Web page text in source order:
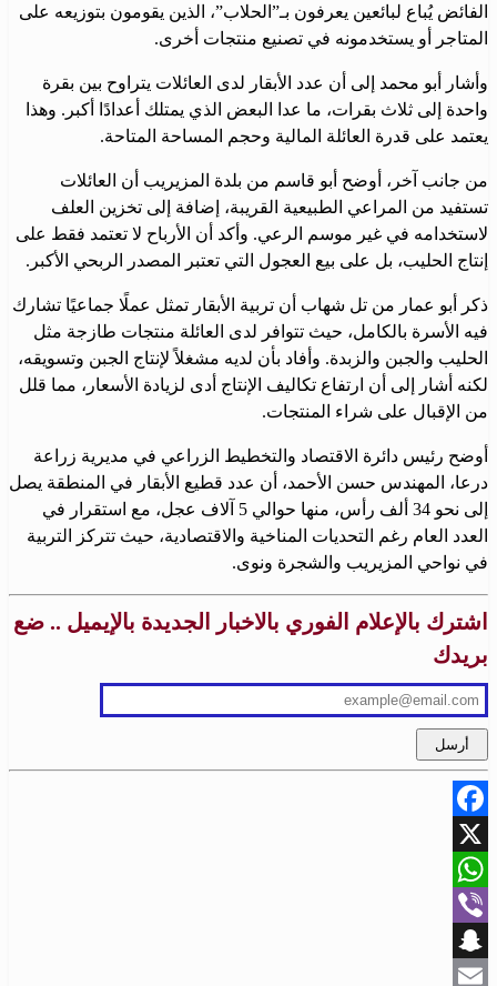
الفائض يُباع لبائعين يعرفون بـ”الحلاب”، الذين يقومون بتوزيعه على
المتاجر أو يستخدمونه في تصنيع منتجات أخرى.
وأشار أبو محمد إلى أن عدد الأبقار لدى العائلات يتراوح بين بقرة
واحدة إلى ثلاث بقرات، ما عدا البعض الذي يمتلك أعدادًا أكبر. وهذا
يعتمد على قدرة العائلة المالية وحجم المساحة المتاحة.
من جانب آخر، أوضح أبو قاسم من بلدة المزيريب أن العائلات
تستفيد من المراعي الطبيعية القريبة، إضافة إلى تخزين العلف
لاستخدامه في غير موسم الرعي. وأكد أن الأرباح لا تعتمد فقط على
إنتاج الحليب، بل على بيع العجول التي تعتبر المصدر الربحي الأكبر.
ذكر أبو عمار من تل شهاب أن تربية الأبقار تمثل عملًا جماعيًا تشارك
فيه الأسرة بالكامل، حيث تتوافر لدى العائلة منتجات طازجة مثل
الحليب والجبن والزبدة. وأفاد بأن لديه مشغلاً لإنتاج الجبن وتسويقه،
لكنه أشار إلى أن ارتفاع تكاليف الإنتاج أدى لزيادة الأسعار، مما قلل
من الإقبال على شراء المنتجات.
أوضح رئيس دائرة الاقتصاد والتخطيط الزراعي في مديرية زراعة
درعا، المهندس حسن الأحمد، أن عدد قطيع الأبقار في المنطقة يصل
إلى نحو 34 ألف رأس، منها حوالي 5 آلاف عجل، مع استقرار في
العدد العام رغم التحديات المناخية والاقتصادية، حيث تتركز التربية
في نواحي المزيريب والشجرة ونوى.
اشترك بالإعلام الفوري بالاخبار الجديدة بالإيميل .. ضع
بريدك
Facebook
X
WhatsApp
Viber
Snapchat